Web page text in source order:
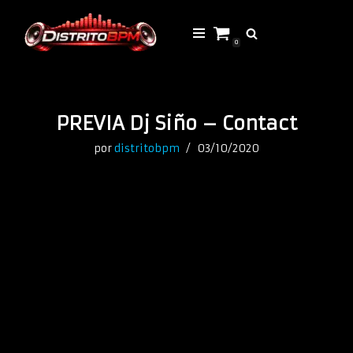
Saltar
0
PREVIA Dj Siño – Contact
pordistritobpm 03/10/2020